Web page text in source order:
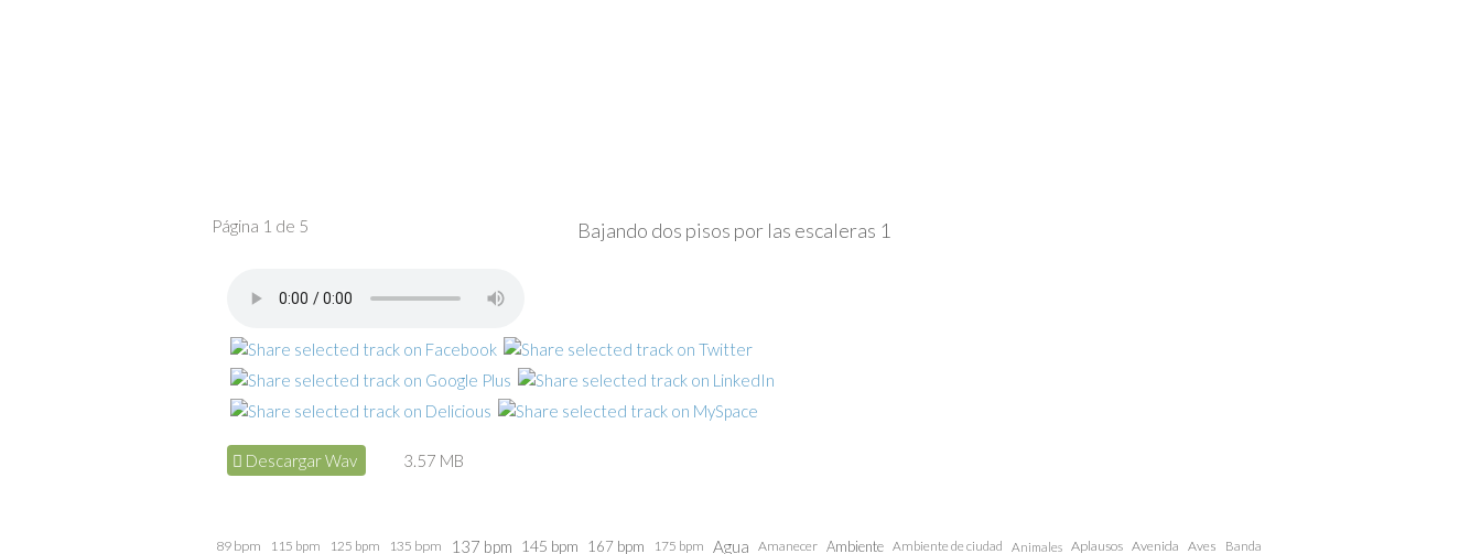
Bajando dos pisos por las escaleras 1
Descargar Wav 3.57 MB
Página 1 de 5
89 bpm 115 bpm 125 bpm 135 bpm 137 bpm 145 bpm 167 bpm 175 bpm Agua Amanecer Ambiente Ambiente de ciudad Animales Aplausos Avenida Aves Banda